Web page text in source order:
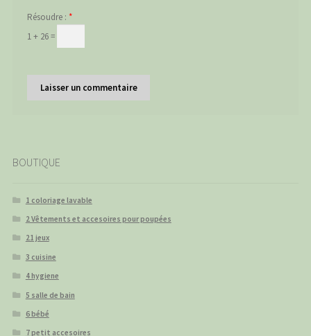
Résoudre : *
1 + 26 =
BOUTIQUE
1 coloriage lavable
2 Vêtements et accesoires pour poupées
21 jeux
3 cuisine
4 hygiene
5 salle de bain
6 bébé
7 petit accesoires